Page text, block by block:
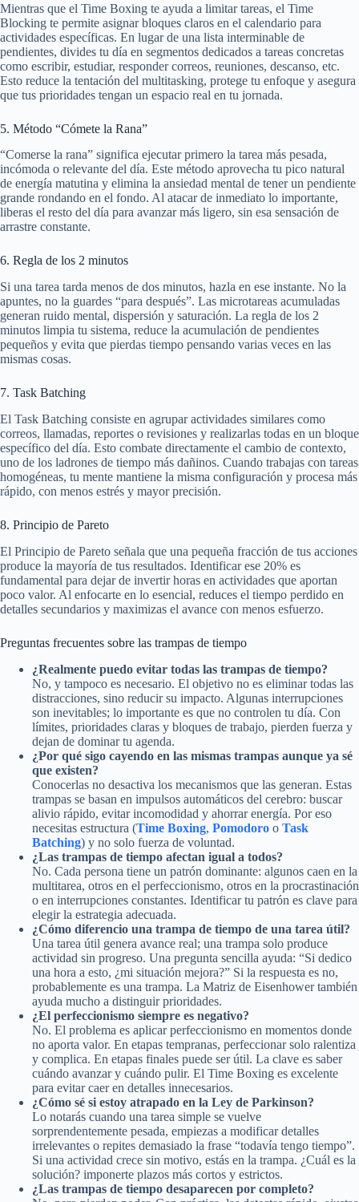
Mientras que el Time Boxing te ayuda a limitar tareas, el Time
Blocking te permite asignar bloques claros en el calendario para
actividades específicas. En lugar de una lista interminable de
pendientes, divides tu día en segmentos dedicados a tareas concretas
como escribir, estudiar, responder correos, reuniones, descanso, etc.
Esto reduce la tentación del multitasking, protege tu enfoque y asegura
que tus prioridades tengan un espacio real en tu jornada.
5. Método “Cómete la Rana”
“Comerse la rana” significa ejecutar primero la tarea más pesada,
incómoda o relevante del día. Este método aprovecha tu pico natural
de energía matutina y elimina la ansiedad mental de tener un pendiente
grande rondando en el fondo. Al atacar de inmediato lo importante,
liberas el resto del día para avanzar más ligero, sin esa sensación de
arrastre constante.
6. Regla de los 2 minutos
Si una tarea tarda menos de dos minutos, hazla en ese instante. No la
apuntes, no la guardes “para después”. Las microtareas acumuladas
generan ruido mental, dispersión y saturación. La regla de los 2
minutos limpia tu sistema, reduce la acumulación de pendientes
pequeños y evita que pierdas tiempo pensando varias veces en las
mismas cosas.
7. Task Batching
El Task Batching consiste en agrupar actividades similares como
correos, llamadas, reportes o revisiones y realizarlas todas en un bloque
específico del día. Esto combate directamente el cambio de contexto,
uno de los ladrones de tiempo más dañinos. Cuando trabajas con tareas
homogéneas, tu mente mantiene la misma configuración y procesa más
rápido, con menos estrés y mayor precisión.
8. Principio de Pareto
El Principio de Pareto señala que una pequeña fracción de tus acciones
produce la mayoría de tus resultados. Identificar ese 20% es
fundamental para dejar de invertir horas en actividades que aportan
poco valor. Al enfocarte en lo esencial, reduces el tiempo perdido en
detalles secundarios y maximizas el avance con menos esfuerzo.
Preguntas frecuentes sobre las trampas de tiempo
¿Realmente puedo evitar todas las trampas de tiempo?
No, y tampoco es necesario. El objetivo no es eliminar todas las
distracciones, sino reducir su impacto. Algunas interrupciones
son inevitables; lo importante es que no controlen tu día. Con
límites, prioridades claras y bloques de trabajo, pierden fuerza y
dejan de dominar tu agenda.
¿Por qué sigo cayendo en las mismas trampas aunque ya sé
que existen?
Conocerlas no desactiva los mecanismos que las generan. Estas
trampas se basan en impulsos automáticos del cerebro: buscar
alivio rápido, evitar incomodidad y ahorrar energía. Por eso
necesitas estructura (Time Boxing, Pomodoro o Task
Batching) y no solo fuerza de voluntad.
¿Las trampas de tiempo afectan igual a todos?
No. Cada persona tiene un patrón dominante: algunos caen en la
multitarea, otros en el perfeccionismo, otros en la procrastinación
o en interrupciones constantes. Identificar tu patrón es clave para
elegir la estrategia adecuada.
¿Cómo diferencio una trampa de tiempo de una tarea útil?
Una tarea útil genera avance real; una trampa solo produce
actividad sin progreso. Una pregunta sencilla ayuda: “Si dedico
una hora a esto, ¿mi situación mejora?” Si la respuesta es no,
probablemente es una trampa. La Matriz de Eisenhower también
ayuda mucho a distinguir prioridades.
¿El perfeccionismo siempre es negativo?
No. El problema es aplicar perfeccionismo en momentos donde
no aporta valor. En etapas tempranas, perfeccionar solo ralentiza
y complica. En etapas finales puede ser útil. La clave es saber
cuándo avanzar y cuándo pulir. El Time Boxing es excelente
para evitar caer en detalles innecesarios.
¿Cómo sé si estoy atrapado en la Ley de Parkinson?
Lo notarás cuando una tarea simple se vuelve
sorprendentemente pesada, empiezas a modificar detalles
irrelevantes o repites demasiado la frase “todavía tengo tiempo”.
Si una actividad crece sin motivo, estás en la trampa. ¿Cuál es la
solución? imponerte plazos más cortos y estrictos.
¿Las trampas de tiempo desaparecen por completo?